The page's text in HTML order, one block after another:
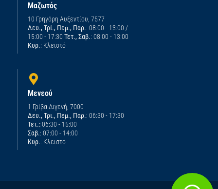
Μαζωτός
10 Γρηγόρη Αυξεντίου, 7577
Δευ., Τρί., Πεμ., Παρ.: 08:00 - 13:00 /
15:00 - 17:30 Τετ., Σαβ.: 08:00 - 13:00
Κυρ.: Κλειστό
Μενεού
1 Γρίβα Διγενή, 7000
Δευ., Τρι., Πεμ., Παρ.: 06:30 - 17:30
Τετ.:06:30 - 15:00
Σαβ.: 07:00 - 14:00
Κυρ.: Κλειστό